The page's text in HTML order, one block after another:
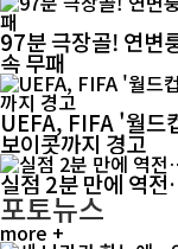
97분 극장골! 연변
속 무패
UEFA, FIFA '월드
보이콧까지 경고
실점 2분 만에 역
포토뉴스
more +